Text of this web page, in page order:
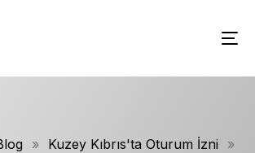
» Kuzey Kıbrıs'ta Oturum İzni
»